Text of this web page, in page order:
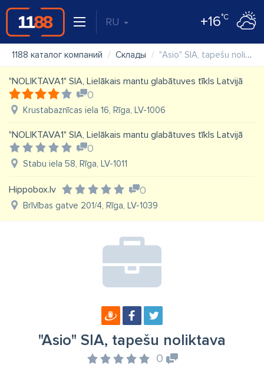
RU +16°C
1188 каталог компаний Склады "Asio" SIA, tapešu noliktava
"NOLIKTAVA1" SIA, Lielākais mantu glabātuves tīkls Latvijā
0
Krustabaznīcas iela 16, Rīga, LV-1006
"NOLIKTAVA1" SIA, Lielākais mantu glabātuves tīkls Latvijā
0
Stabu iela 58, Rīga, LV-1011
Hippobox.lv 0
Brīvības gatve 201/4, Rīga, LV-1039
"Asio" SIA, tapešu noliktava
0